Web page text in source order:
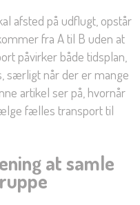
afsted på udflugt, opstår
fra A til B uden at
påvirker både tidsplan,
særligt når der er mange
artikel ser på, hvornår
fælles transport til
at samle